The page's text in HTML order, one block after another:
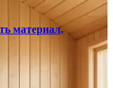
материал,